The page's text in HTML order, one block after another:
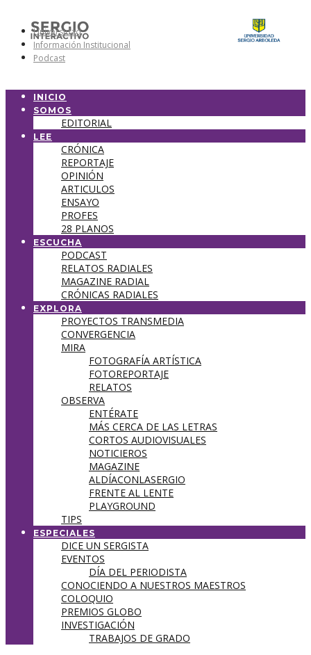
Universidad
Información Institucional
Podcast
INICIO
SOMOS
EDITORIAL
LEE
CRÓNICA
REPORTAJE
OPINIÓN
ARTICULOS
ENSAYO
PROFES
28 PLANOS
ESCUCHA
PODCAST
RELATOS RADIALES
MAGAZINE RADIAL
CRÓNICAS RADIALES
EXPLORA
PROYECTOS TRANSMEDIA
CONVERGENCIA
MIRA
FOTOGRAFÍA ARTÍSTICA
FOTOREPORTAJE
RELATOS
OBSERVA
ENTÉRATE
MÁS CERCA DE LAS LETRAS
CORTOS AUDIOVISUALES
NOTICIEROS
MAGAZINE
ALDÍACONLASERGIO
FRENTE AL LENTE
PLAYGROUND
TIPS
ESPECIALES
DICE UN SERGISTA
EVENTOS
DÍA DEL PERIODISTA
CONOCIENDO A NUESTROS MAESTROS
COLOQUIO
PREMIOS GLOBO
INVESTIGACIÓN
TRABAJOS DE GRADO